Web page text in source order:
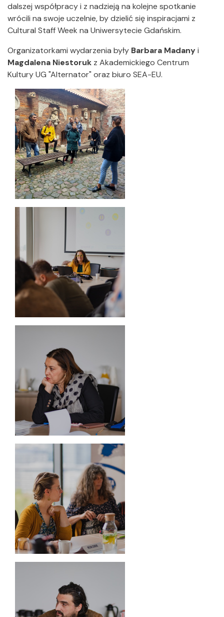
dalszej współpracy i z nadzieją na kolejne spotkanie
wrócili na swoje uczelnie, by dzielić się inspiracjami z
Cultural Staff Week na Uniwersytecie Gdańskim.
Organizatorkami wydarzenia były Barbara Madanyi
Magdalena Niestoruk z Akademickiego Centrum
Kultury UG "Alternator" oraz biuro SEA-EU.